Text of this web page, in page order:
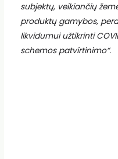
subjektų, veikiančių
produktų gamybos,
likvidumui užtikrinti
schemos patvirtinimo“.